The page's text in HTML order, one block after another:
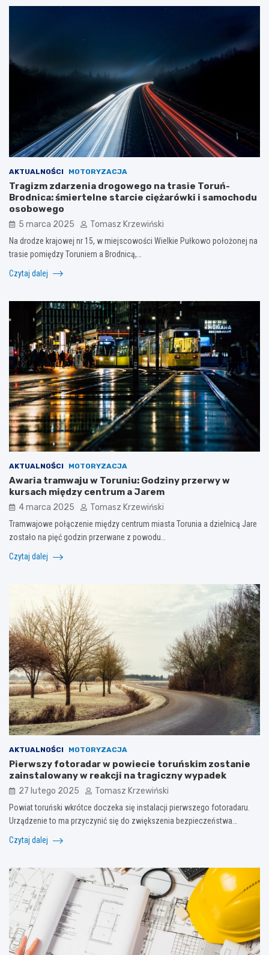
AKTUALNOŚCI MOTORYZACJA
Tragizm zdarzenia drogowego na trasie Toruń-
Brodnica: śmiertelne starcie ciężarówki i samochodu
osobowego
5 marca 2025 Tomasz Krzewiński
Na drodze krajowej nr 15, w miejscowości Wielkie Pułkowo położonej na
trasie pomiędzy Toruniem a Brodnicą,…
Czytaj dalej
AKTUALNOŚCI MOTORYZACJA
Awaria tramwaju w Toruniu: Godziny przerwy w
kursach między centrum a Jarem
4 marca 2025 Tomasz Krzewiński
Tramwajowe połączenie między centrum miasta Torunia a dzielnicą Jare
zostało na pięć godzin przerwane z powodu…
Czytaj dalej
AKTUALNOŚCI MOTORYZACJA
Pierwszy fotoradar w powiecie toruńskim zostanie
zainstalowany w reakcji na tragiczny wypadek
27 lutego 2025 Tomasz Krzewiński
Powiat toruński wkrótce doczeka się instalacji pierwszego fotoradaru.
Urządzenie to ma przyczynić się do zwiększenia bezpieczeństwa…
Czytaj dalej